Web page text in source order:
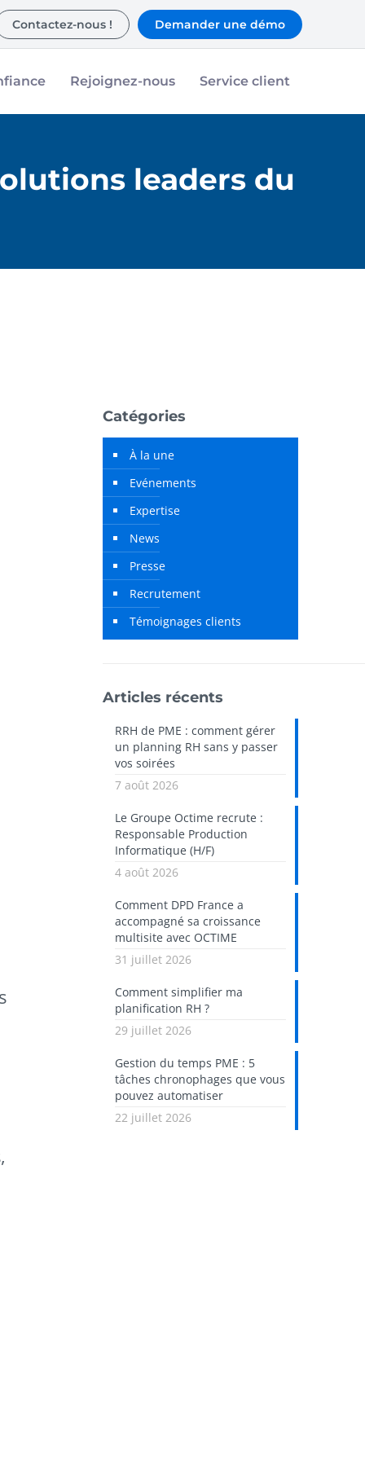
Contactez-nous ! Demander une démo
Rejoignez-nous Service client
leaders du
Catégories
À la une
Evénements
Expertise
News
Presse
Recrutement
Témoignages clients
Articles récents
RRH de PME : comment gérer
un planning RH sans y passer
vos soirées
7 août 2026
Le Groupe Octime recrute :
Responsable Production
Informatique (H/F)
4 août 2026
Comment DPD France a
accompagné sa croissance
multisite avec OCTIME
31 juillet 2026
Comment simplifier ma
planification RH ?
29 juillet 2026
Gestion du temps PME : 5
tâches chronophages que vous
pouvez automatiser
22 juillet 2026